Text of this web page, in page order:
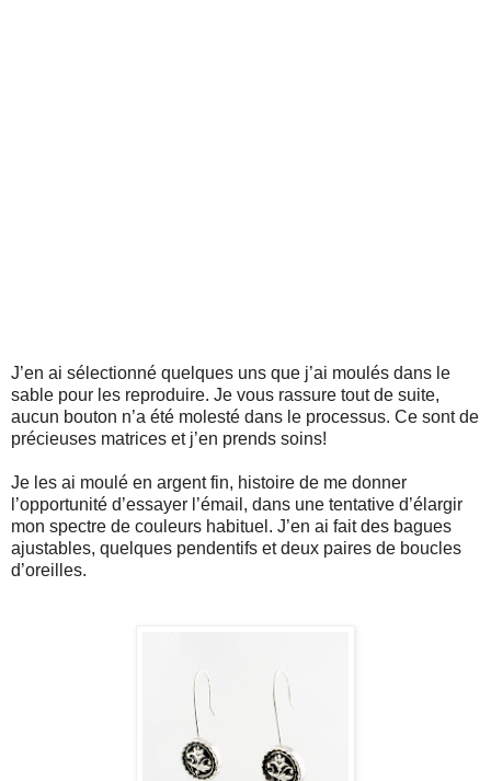
J’en ai sélectionné quelques uns que j’ai moulés dans le
sable pour les reproduire. Je vous rassure tout de suite,
aucun bouton n’a été molesté dans le processus. Ce sont de
précieuses matrices et j’en prends soins!
Je les ai moulé en argent fin, histoire de me donner
l’opportunité d’essayer l’émail, dans une tentative d’élargir
mon spectre de couleurs habituel. J’en ai fait des bagues
ajustables, quelques pendentifs et deux paires de boucles
d’oreilles.